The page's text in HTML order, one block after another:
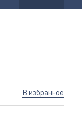
В избранное